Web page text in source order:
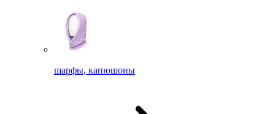
шарфы, капюшоны